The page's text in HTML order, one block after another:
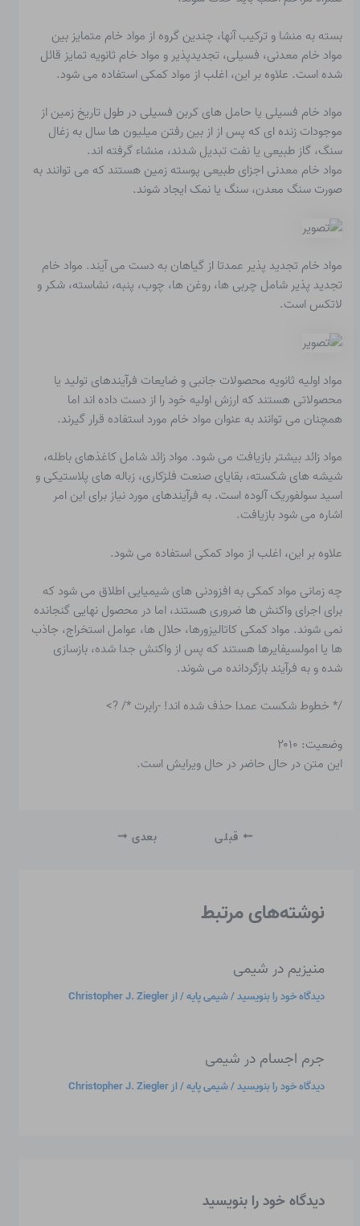
بسته به منشا و ترکیب آنها، چندین گروه از مواد خام متمایز بین
مواد خام معدنی، فسیلی، تجدیدپذیر و مواد خام ثانویه تمایز قائل
شده است. علاوه بر این، اغلب از مواد کمکی استفاده می شود.
مواد خام فسیلی یا حامل های کربن فسیلی در طول تاریخ زمین از
موجودات زنده ای که پس از از بین رفتن میلیون ها سال به زغال
سنگ، گاز طبیعی یا نفت تبدیل شدند، منشاء گرفته اند.
مواد خام معدنی اجزای طبیعی پوسته زمین هستند که می توانند به
صورت سنگ معدن، سنگ یا نمک ایجاد شوند.
مواد خام تجدید پذیر عمدتا از گیاهان به دست می آیند. مواد خام
تجدید پذیر شامل چربی ها، روغن ها، چوب، پنبه، نشاسته، شکر و
لاتکس است.
مواد اولیه ثانویه محصولات جانبی و ضایعات فرآیندهای تولید یا
محصولاتی هستند که ارزش اولیه خود را از دست داده اند اما
همچنان می توانند به عنوان مواد خام مورد استفاده قرار گیرند.
مواد زائد بیشتر بازیافت می شود. مواد زائد شامل کاغذهای باطله،
شیشه های شکسته، بقایای صنعت فلزکاری، زباله های پلاستیکی و
اسید سولفوریک آلوده است. به فرآیندهای مورد نیاز برای این امر
اشاره می شودبازیافت.
علاوه بر این، اغلب از مواد کمکی استفاده می شود.
چه زمانی مواد کمکی به افزودنی های شیمیایی اطلاق می شود که
برای اجرای واکنش ها ضروری هستند، اما در محصول نهایی گنجانده
نمی شوند. مواد کمکی کاتالیزورها، حلال ها، عوامل استخراج، جاذب
ها یا امولسیفایرها هستند که پس از واکنش جدا شده، بازسازی
شده و به فرآیند بازگردانده می شوند.
/* خطوط شکست عمدا حذف شده اند! -رابرت */ ?>
وضعیت: ۲۰۱۰
این متن در حال حاضر در حال ویرایش است.
قبلی بعدی
نوشته‌های مرتبط
منیزیم در شیمی
دیدگاه‌ خود را بنویسید/شیمی پایه/ از Christopher J. Ziegler
جرم اجسام در شیمی
دیدگاه‌ خود را بنویسید/شیمی پایه/ از Christopher J. Ziegler
دیدگاه‌ خود را بنویسید